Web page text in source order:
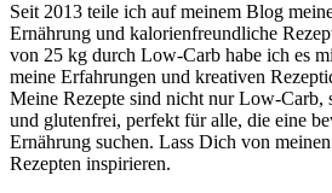
Seit 2013 teile ich auf meinem Blog
Ernährung und kalorienfreundliche
von 25 kg durch Low-Carb habe ich es
meine Erfahrungen und kreativen
Meine Rezepte sind nicht nur Low-Carb,
und glutenfrei, perfekt für alle, die eine
Ernährung suchen. Lass Dich von
Rezepten inspirieren.